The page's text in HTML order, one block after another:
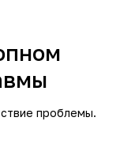
проблемы.